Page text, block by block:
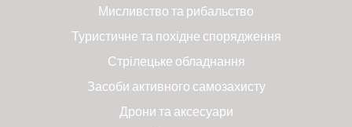
Мисливство та рибальство
Туристичне та похідне спорядження
Стрілецьке обладнання
Засоби активного самозахисту
Дрони та аксесуари